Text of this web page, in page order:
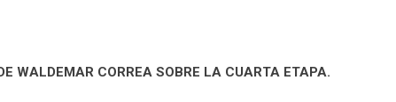
CORREA SOBRE LA CUARTA ETAPA.